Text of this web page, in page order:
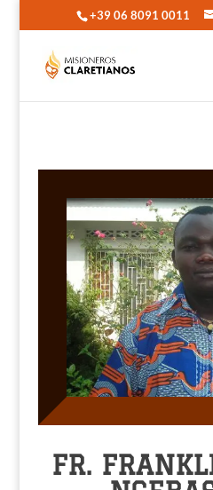
+39 06 8091 0011
FR.